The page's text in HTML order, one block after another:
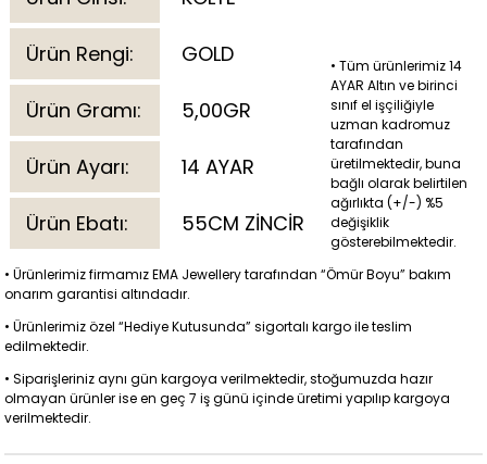
Ürün Rengi: GOLD
Ürün Gramı: 5,00GR
Ürün Ayarı: 14 AYAR
Ürün Ebatı: 55CM ZİNCİR
• Tüm ürünlerimiz 14
AYAR Altın ve birinci
sınıf el işçiliğiyle
uzman kadromuz
tarafından
üretilmektedir, buna
bağlı olarak belirtilen
ağırlıkta (+/-) %5
değişiklik
gösterebilmektedir.
• Ürünlerimiz firmamız EMA Jewellery tarafından “Ömür Boyu” bakım
onarım garantisi altındadır.
• Ürünlerimiz özel “Hediye Kutusunda” sigortalı kargo ile teslim
edilmektedir.
• Siparişleriniz aynı gün kargoya verilmektedir, stoğumuzda hazır
olmayan ürünler ise en geç 7 iş günü içinde üretimi yapılıp kargoya
verilmektedir.